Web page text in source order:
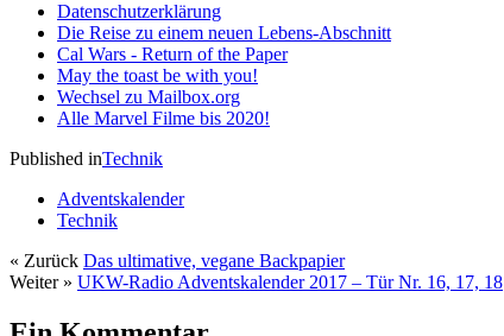
Datenschutzerklärung
Die Reise zu einem neuen Lebens-Abschnitt
Cal Wars - Return of the Paper
May the toast be with you!
Wechsel zu Mailbox.org
Alle Marvel Filme bis 2020!
Published inTechnik
Adventskalender
Technik
« Zurück Das ultimative, vegane Backpapier
Weiter » UKW-Radio Adventskalender 2017 – Tür Nr. 16, 17, 18